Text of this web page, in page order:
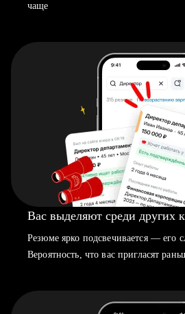
чаще
Вас выделяют среди других
Резюме ярко подсвечивается — его
Вероятность, что вас пригласят